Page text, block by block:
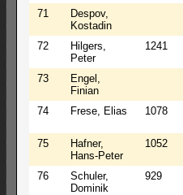
71
Despov,
Kostadin
72
Hilgers,
Peter
1241
73
Engel,
Finian
74 Frese, Elias 1078
75
Hafner,
Hans-Peter
1052
76
Schuler,
Dominik
929